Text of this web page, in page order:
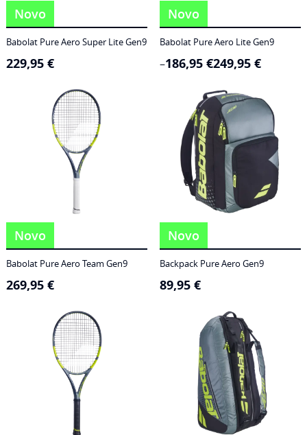
Novo
Babolat Pure Aero Super Lite Gen9
229,95 €
Novo
Babolat Pure Aero Lite Gen9
186,95 €
– 249,95 €
Price
range:
249,95 €
Novo
Babolat Pure Aero Team Gen9
269,95 €
Novo
Backpack Pure Aero Gen9
89,95 €